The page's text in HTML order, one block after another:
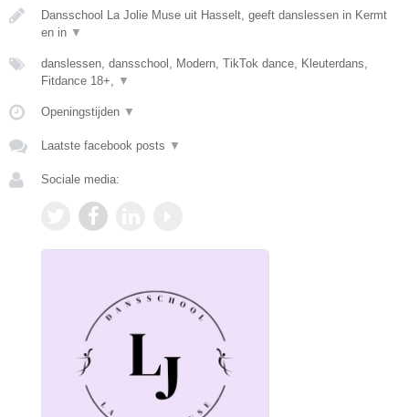
Dansschool La Jolie Muse uit Hasselt, geeft danslessen in Kermt
en in ▼
danslessen, dansschool, Modern, TikTok dance, Kleuterdans,
Fitdance 18+,
▼
Openingstijden ▼
Laatste facebook posts ▼
Sociale media: